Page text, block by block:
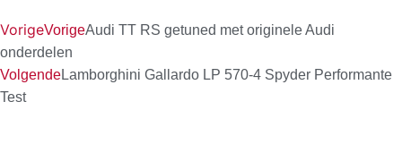
VorigeVorigeAudi TT RS getuned met originele Audi
onderdelen
VolgendeLamborghini Gallardo LP 570-4 Spyder Performante
Test